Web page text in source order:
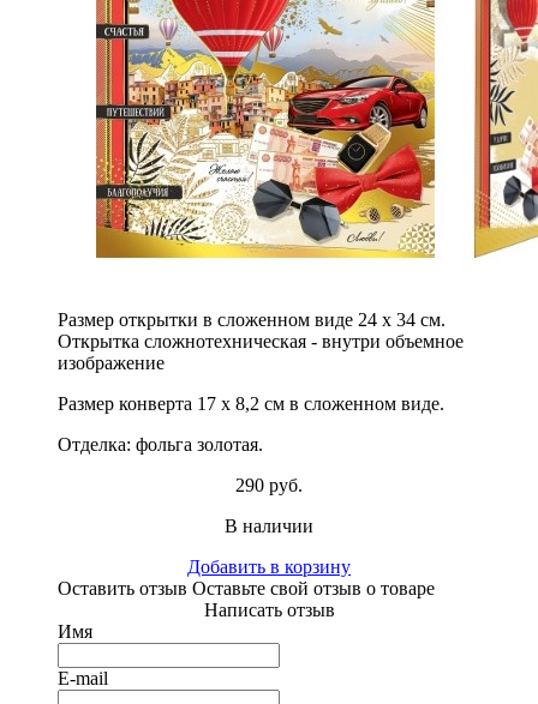
Размер открытки в сложенном виде 24 х 34 см.
Открытка сложнотехническая - внутри объемное
изображение
Размер конверта 17 х 8,2 см в сложенном виде.
Отделка: фольга золотая.
290 руб.
В наличии
Добавить в корзину
Оставить отзыв Оставьте свой отзыв о товаре
Написать отзыв
Имя
E-mail